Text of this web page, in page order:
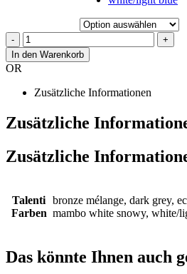
-
+
In den Warenkorb
OR
Zusätzliche Informationen
Zusätzliche
Zusätzliche
Talenti
Farben
bronze mélange, dark grey,
mambo white snowy, white/
Das könnte Ihnen auch